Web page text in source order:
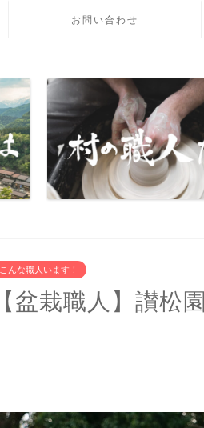
お問い合わせ
こんな職人います！
【盆栽職人】讃松園